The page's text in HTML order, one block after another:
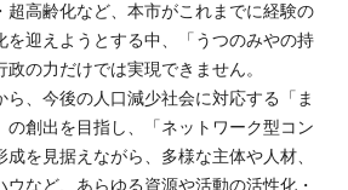
高齢化など、本市がこれまでに経験の
を迎えようとする中、「うつのみやの持
の力だけでは実現できません。
、今後の人口減少社会に対応する「ま
の創出を目指し、「ネットワーク型コン
を見据えながら、多様な主体や人材、
ウなど、あらゆる資源や活動の活性化・